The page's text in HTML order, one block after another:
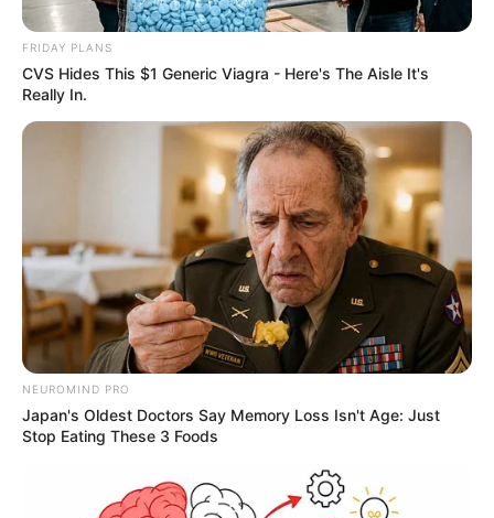
FRIDAY PLANS
CVS Hides This $1 Generic Viagra - Here's The Aisle It's
Really In.
NEUROMIND PRO
Japan's Oldest Doctors Say Memory Loss Isn't Age: Just
Stop Eating These 3 Foods